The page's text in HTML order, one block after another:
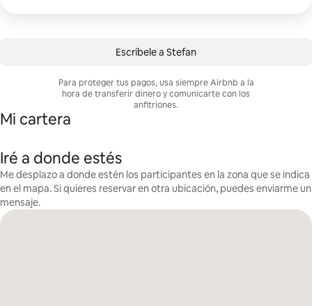
Escríbele a Stefan
Para proteger tus pagos, usa siempre Airbnb a la
hora de transferir dinero y comunicarte con los
anfitriones.
Mi cartera
Iré a donde estés
Me desplazo a donde estén los participantes en la zona que se indica
en el mapa. Si quieres reservar en otra ubicación, puedes enviarme un
mensaje.